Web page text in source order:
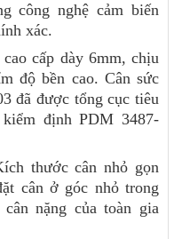
công nghệ cảm biến
xác.
cấp dày 6mm, chịu
độ bền cao. Cân sức
đã được tổng cục tiêu
định PDM 3487-
thước cân nhỏ gọn
cân ở góc nhỏ trong
nặng của toàn gia